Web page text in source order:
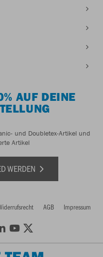
AUF DEINE
und Doubletex-Artikel und
Artikel
WERDEN
AGB Impressum